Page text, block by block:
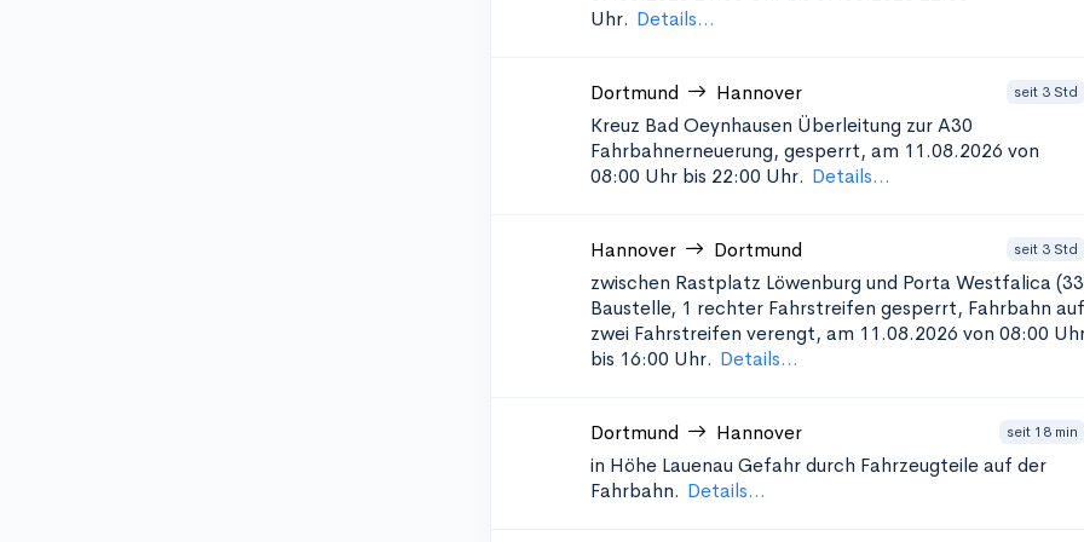
Uhr. Details...
Dortmund Hannover seit 3 Std
Kreuz Bad Oeynhausen Überleitung zur A30
Fahrbahnerneuerung, gesperrt, am 11.08.2026 von
08:00 Uhr bis 22:00 Uhr. Details...
Hannover Dortmund seit 3 Std
zwischen Rastplatz Löwenburg und Porta Westfalica
Baustelle, 1 rechter Fahrstreifen gesperrt, Fahrbahn auf
zwei Fahrstreifen verengt, am 11.08.2026 von 08:00
bis 16:00 Uhr. Details...
Dortmund Hannover seit 18 min
in Höhe Lauenau Gefahr durch Fahrzeugteile auf der
Fahrbahn. Details...